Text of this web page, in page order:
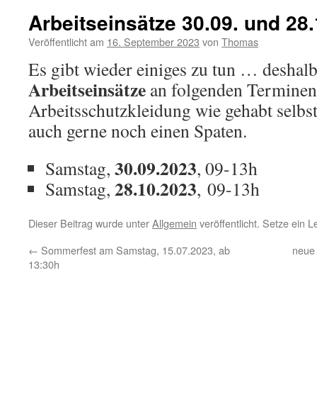
Arbeitseinsätze 30.09. und
Veröffentlicht am 16. September 2023 von Thomas
Es gibt wieder einiges zu tun …
Arbeitseinsätze an folgenden
Arbeitsschutzkleidung wie gehabt
auch gerne noch einen Spaten.
Samstag, 30.09.2023, 09-13h
Samstag, 28.10.2023, 09-13h
Dieser Beitrag wurde unterAllgemein veröffentlicht. Setze ein
← Sommerfest am Samstag, 15.07.2023, ab
13:30h